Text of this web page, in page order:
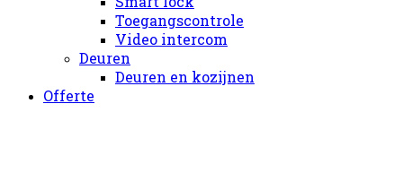
Toegangscontrole
Video intercom
Deuren
Deuren en kozijnen
Offerte